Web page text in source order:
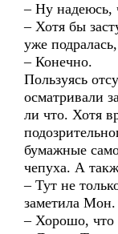
– Ну надеюсь,
– Хотя бы
уже
– Конечно.
Пользуясь
осматривали
ли что. Хотя
бумажные
чепуха. А
– Тут не
заметила Мон.
– Хорошо, что